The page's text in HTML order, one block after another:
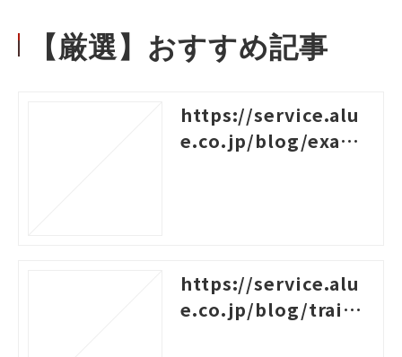
【厳選】おすすめ記事
https://service.alu
e.co.jp/blog/examp
https://service.alu
e.co.jp/blog/traini